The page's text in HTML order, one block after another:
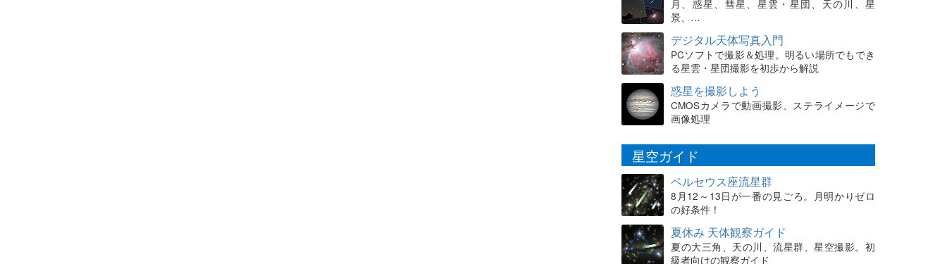
月、惑星、彗星、星雲・星団、天の川、星
景、…
デジタル天体写真入門
PCソフトで撮影＆処理。明るい場所でもでき
る星雲・星団撮影を初歩から解説
惑星を撮影しよう
CMOSカメラで動画撮影、ステライメージで
画像処理
星空ガイド
ペルセウス座流星群
8月12～13日が一番の見ごろ。月明かりゼロ
の好条件！
夏休み 天体観察ガイド
夏の大三角、天の川、流星群、星空撮影。初
級者向けの観察ガイド